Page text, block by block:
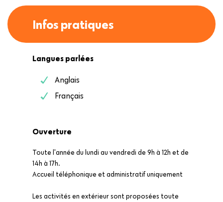
Infos pratiques
Langues parlées
Anglais
Français
Ouverture
Toute l'année du lundi au vendredi de 9h à 12h et de
14h à 17h.
Accueil téléphonique et administratif uniquement
Les activités en extérieur sont proposées toute